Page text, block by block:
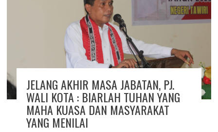
JELANG AKHIR MASA JABATAN, PJ.
WALI KOTA : BIARLAH TUHAN YANG
MAHA KUASA DAN MASYARAKAT
YANG MENILAI